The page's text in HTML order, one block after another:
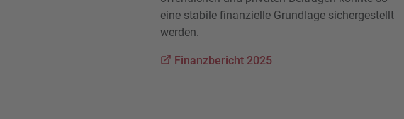
eine stabile finanzielle Grundlage sichergestellt
werden.
Finanzbericht 2025